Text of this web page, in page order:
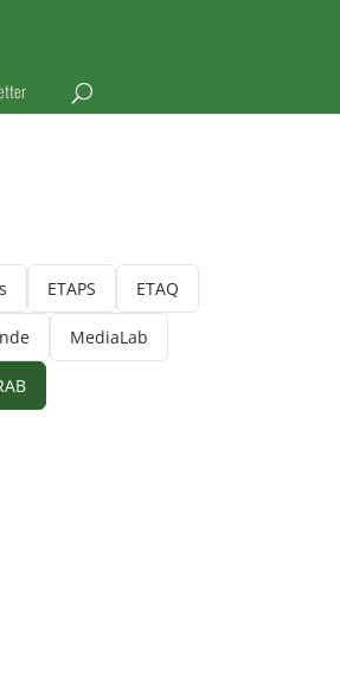
ETAPS ETAQ
MediaLab